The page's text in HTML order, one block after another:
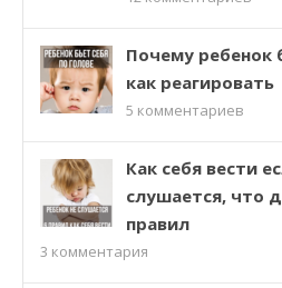
Почему ребенок
как реагировать
5 комментариев
Как себя вести
слушается, что
правил
3 комментария